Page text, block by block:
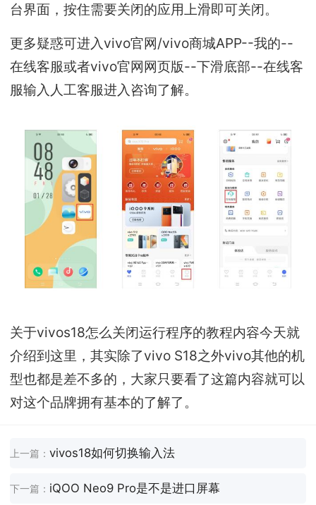
台界面，按住需要关闭的应用上滑即可关闭。
更多疑惑可进入vivo官网/vivo商城APP--我的--
在线客服或者vivo官网网页版--下滑底部--在线客
服输入人工客服进入咨询了解。
关于vivos18怎么关闭运行程序的教程内容今天就
介绍到这里，其实除了vivo S18之外vivo其他的机
型也都是差不多的，大家只要看了这篇内容就可以
对这个品牌拥有基本的了解了。
上一篇：vivos18如何切换输入法
下一篇： iQOO Neo9 Pro是不是进口屏幕